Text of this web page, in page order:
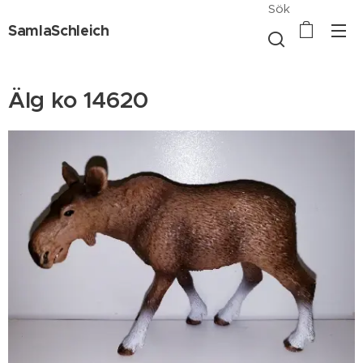
SamlaSchleich
Sök
Älg ko 14620